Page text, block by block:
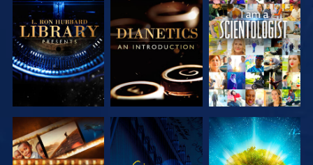
VERKEN DE
SERIE
VERKEN DE
SERIE
KIJK
VERKEN DE
KIJK
VERKEN DE